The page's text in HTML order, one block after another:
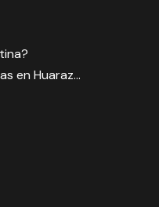
en Huaraz...